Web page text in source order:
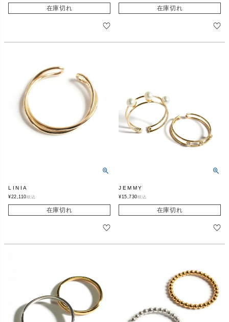
在庫切れ 在庫切れ
LINIA
¥22,110税込
在庫切れ
JEMMY
¥15,730税込
在庫切れ